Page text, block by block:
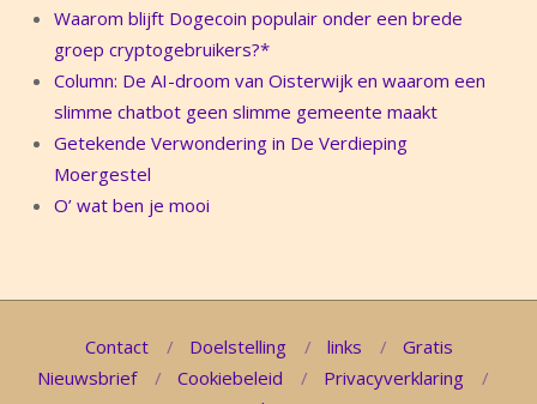
Waarom blijft Dogecoin populair onder een brede
groep cryptogebruikers?*
Column: De AI-droom van Oisterwijk en waarom een
slimme chatbot geen slimme gemeente maakt
Getekende Verwondering in De Verdieping
Moergestel
O’ wat ben je mooi
Contact Doelstelling links
Gratis
Nieuwsbrief
Cookiebeleid
Privacyverklaring